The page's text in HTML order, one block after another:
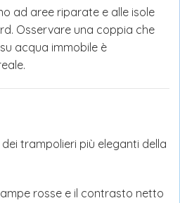
ad aree riparate e alle isole
Osservare una coppia che
acqua immobile è
dei trampolieri più eleganti della
rosse e il contrasto netto